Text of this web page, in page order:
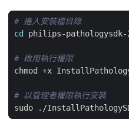
# 進入安裝檔目錄
cd
# 啟用執行權限
# 以管理者權限執行安裝